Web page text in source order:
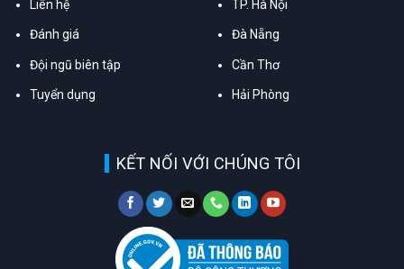
Liên hệ
Đánh giá
Đội ngũ biên tập
Tuyển dụng
TP. Hà Nội
Đà Nẵng
Cần Thơ
Hải Phòng
KẾT NỐI VỚI CHÚNG TÔI